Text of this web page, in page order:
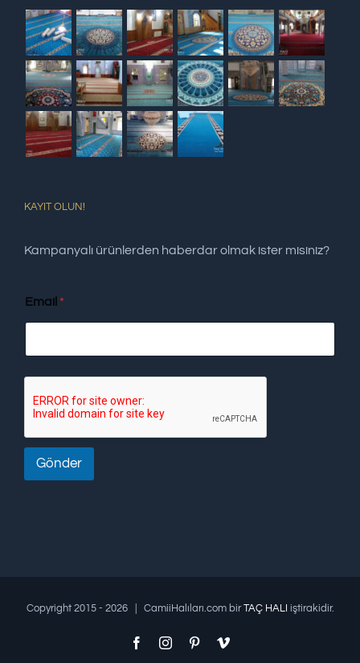
KAYIT OLUN!
Kampanyalı ürünlerden haberdar olmak ister misiniz?
Email *
Gönder
Copyright 2015 - 2026 | CamiiHalıları.com birTAÇ HALI iştirakidir.
FacebookInstagramPinterestVimeo